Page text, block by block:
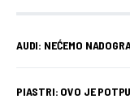
AUDI: NEĆEMO
PIASTRI: OVO JE